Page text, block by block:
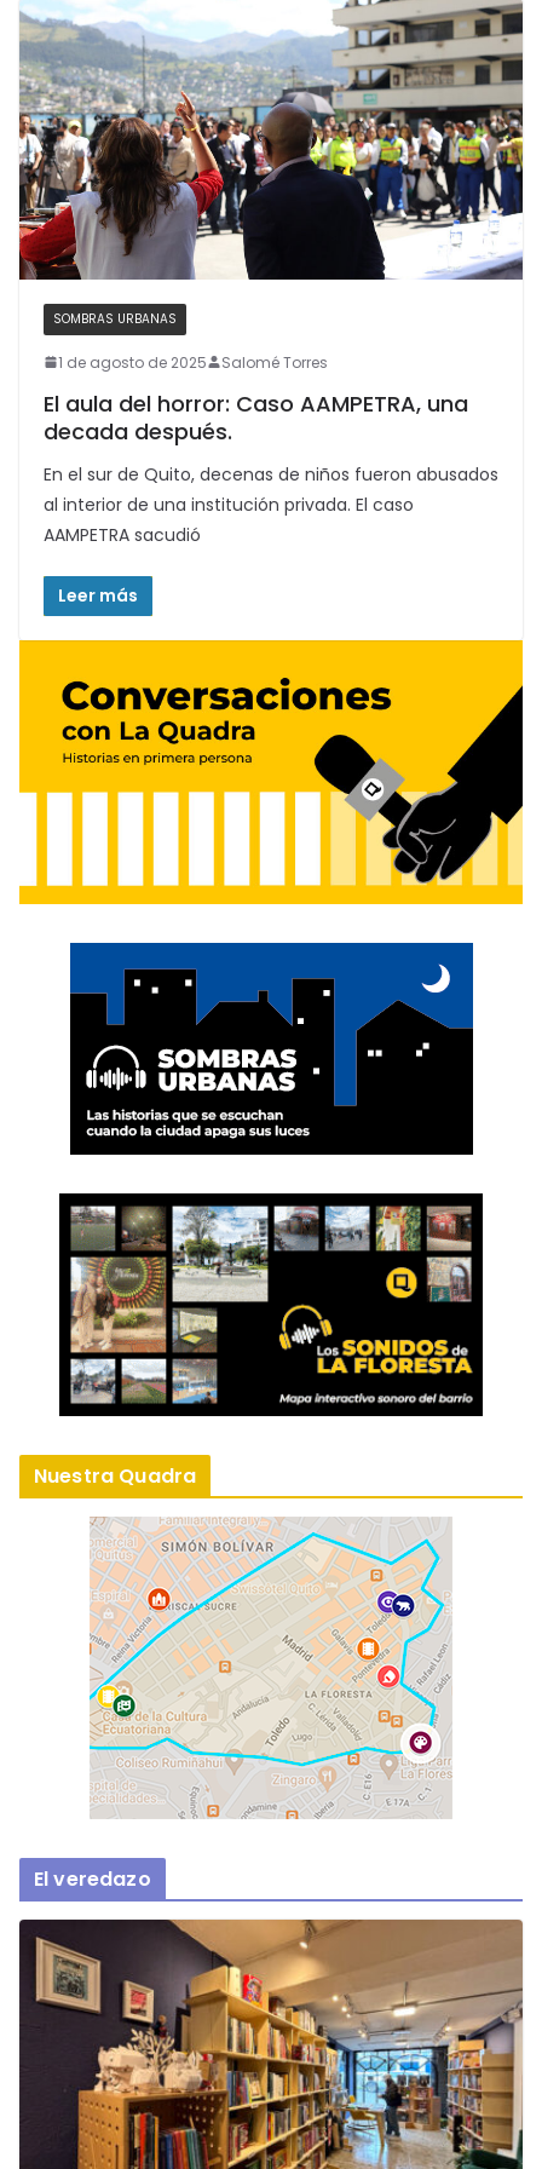
SOMBRAS URBANAS
1 de agosto de 2025 Salomé Torres
El aula del horror: Caso AAMPETRA, una
decada después.
En el sur de Quito, decenas de niños fueron abusados
al interior de una institución privada. El caso
AAMPETRA sacudió
Leer más
Nuestra Quadra
El veredazo